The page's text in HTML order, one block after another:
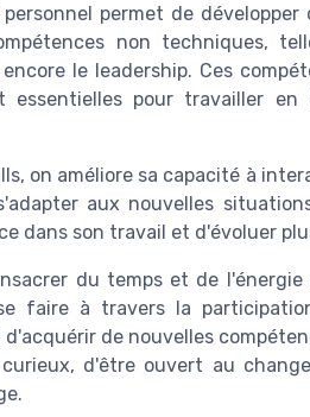
permet de
non techniques,
le leadership. Ces
essentielles pour travailler
on améliore sa capacité à
aux nouvelles
dans son travail et d'évoluer
du temps et de
faire à travers la
de nouvelles
d'être ouvert au